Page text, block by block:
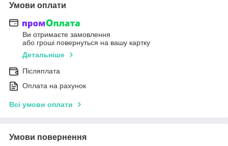
Умови оплати
Ви отримаєте замовлення
або гроші повернуться на вашу картку
Детальніше
Післяплата
Оплата на рахунок
Всі умови оплати
Умови повернення